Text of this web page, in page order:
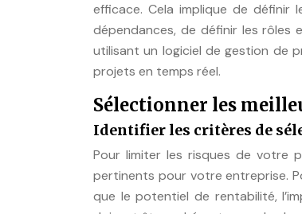
efficace. Cela implique de définir
dépendances, de définir les rôles
utilisant un logiciel de gestion de
projets en temps réel.
Sélectionner les
Identifier les critères de
Pour limiter les risques de votre
pertinents pour votre entreprise.
que le potentiel de rentabilité,